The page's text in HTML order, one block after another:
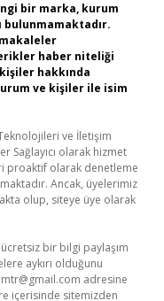
bir marka, kurum
bulunmamaktadır.
makaleler
haber niteliği
hakkında
ve kişiler ile isim
ve İletişim
Sağlayıcı olarak hizmet
proaktif olarak denetleme
Ancak, üyelerimiz
olup, siteye üye olarak
bir bilgi paylaşım
aykırı olduğunu
adresine
içerisinde sitemizden